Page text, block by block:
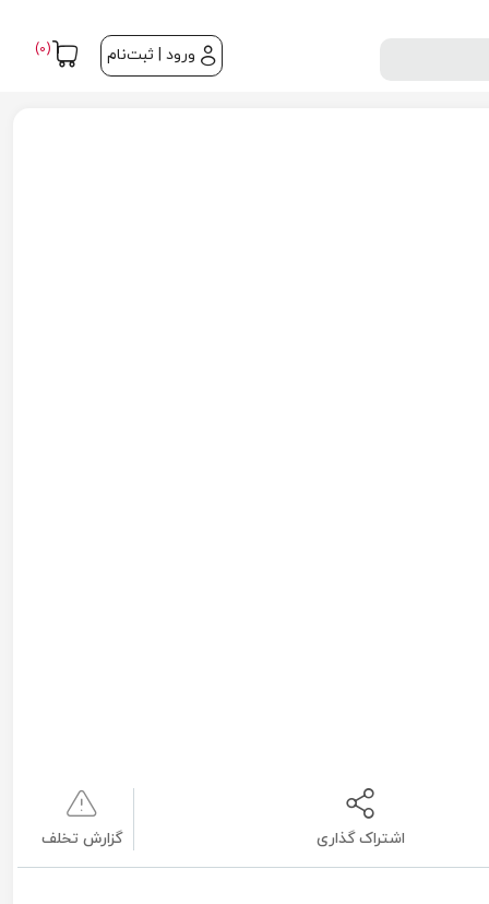
ورود | ثبت‌نام (0)
اشتراک گذاری گزارش تخلف